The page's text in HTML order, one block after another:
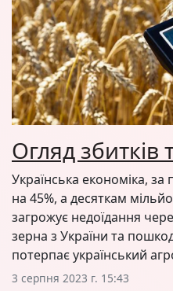
Огляд збитків
Українська економіка,
на 45%, а десяткам
загрожує недоїдання
зерна з України та
потерпає український
3 серпня 2023 г. 15:43